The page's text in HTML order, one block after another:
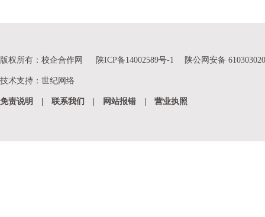
版权所有：校企合作网 陕ICP备14002589号-1 陕公网安备
技术支持 ： 世纪网络
免责说明 联系我们 网站报错 营业执照